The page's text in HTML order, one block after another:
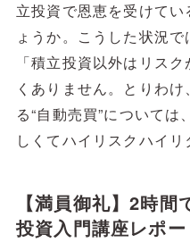
立投資で恩恵を受けて
ょうか。こうした状況で
「積立投資以外はリス
くありません。とりわ
る“自動売買”について
しくてハイリスクハイ
【満員御礼】2時間
投資入門講座レポー